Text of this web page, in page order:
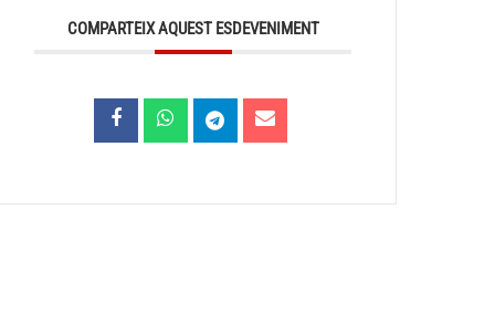
COMPARTEIX AQUEST ESDEVENIMENT